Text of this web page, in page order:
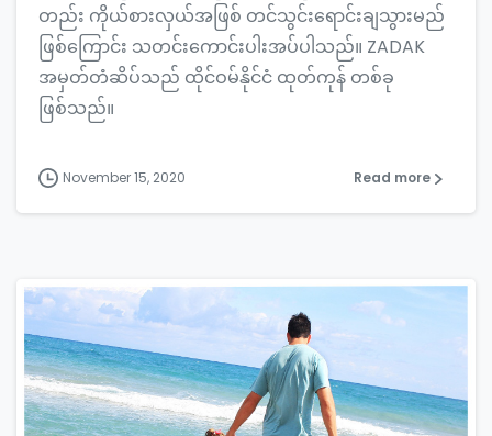
တည်း ကိုယ်စားလှယ်အဖြစ် တင်သွင်းရောင်းချသွားမည်
ဖြစ်ကြောင်း သတင်းကောင်းပါးအပ်ပါသည်။ ZADAK
အမှတ်တံဆိပ်သည် ထိုင်ဝမ်နိုင်ငံ ထုတ်ကုန် တစ်ခု
ဖြစ်သည်။
November 15, 2020 Read more